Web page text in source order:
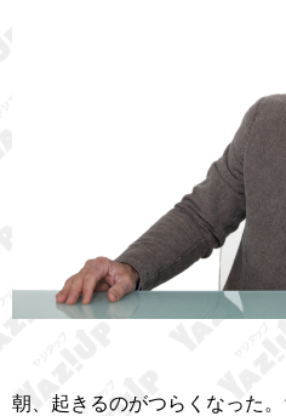
朝、起きるのがつらくなった